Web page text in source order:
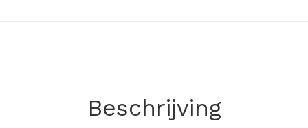
Beschrijving